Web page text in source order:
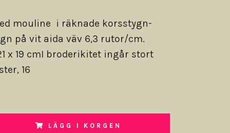
mouline i räknade korsstygn-
på vit aida väv 6,3 rutor/cm.
x 19 cmI broderikitet ingår stort
16
LÄGG I KORGEN